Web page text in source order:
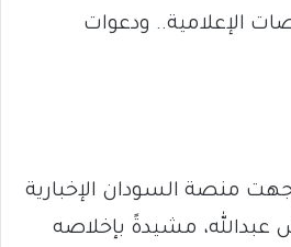
الإعلامية.. ودعوات
منصة السودان الإخبارية
عبدالله، مشيدةً بإخلاصه